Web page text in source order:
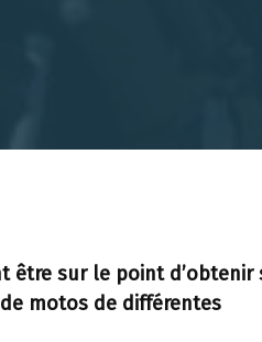
être sur le point d’obtenir
motos de différentes